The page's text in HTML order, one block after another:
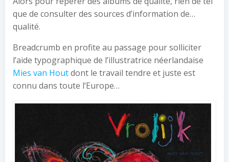
que de consulter des sources d’information de…
qualité.
Breadcrumb en profite au passage pour solliciter
l’aide typographique de l’illustratrice néerlandaise
Mies van Houtdont le travail tendre et juste est
connu dans toute l’Europe…